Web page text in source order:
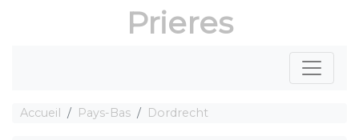
Prieres
Accueil Pays-Bas Dordrecht